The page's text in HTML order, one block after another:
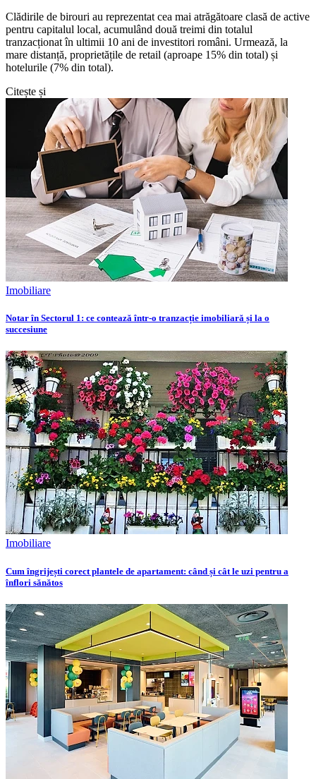
Clădirile de birouri au reprezentat cea mai atrăgătoare clasă de active
pentru capitalul local, acumulând două treimi din totalul
tranzacționat în ultimii 10 ani de investitori români. Urmează, la
mare distanță, proprietățile de retail (aproape 15% din total) și
hotelurile (7% din total).
Citește și
Imobiliare
Notar în Sectorul 1: ce contează într-o tranzacție imobiliară și la o
succesiune
Imobiliare
Cum îngrijești corect plantele de apartament: când și cât le uzi pentru a
înflori sănătos